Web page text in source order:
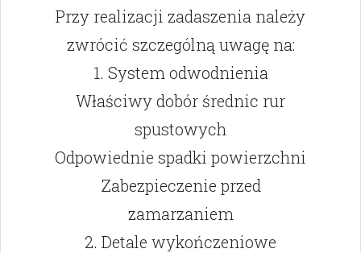
Przy realizacji zadaszenia należy
zwrócić szczególną uwagę na:
1. System odwodnienia
Właściwy dobór średnic rur
spustowych
Odpowiednie spadki powierzchni
Zabezpieczenie przed
zamarzaniem
2. Detale wykończeniowe